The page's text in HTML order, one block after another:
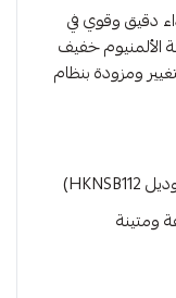
دقيق وقوي في
خفيف
ومزودة بنظام
ومتينة